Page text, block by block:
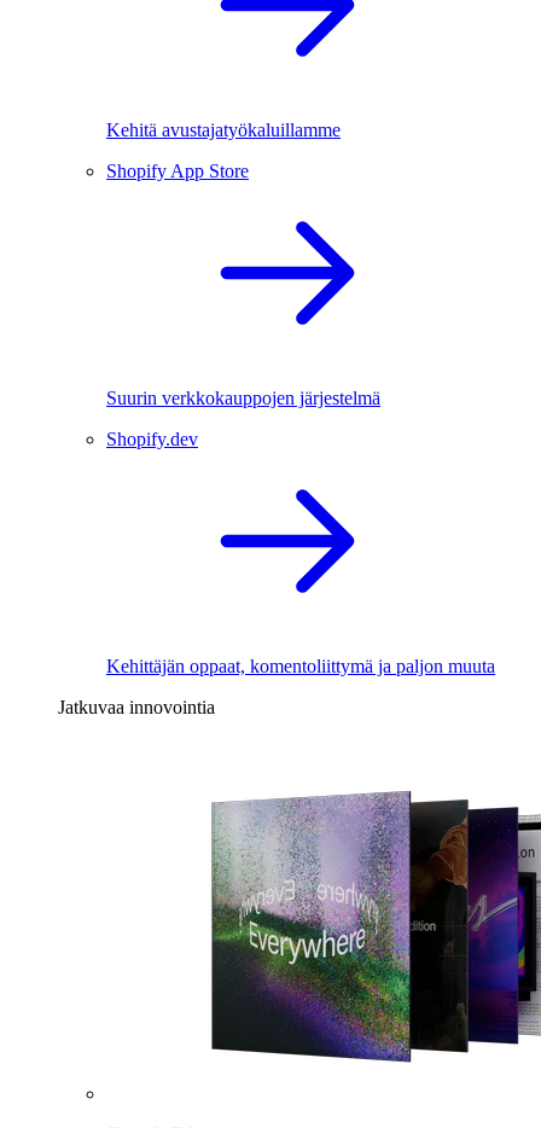
Kehitä avustajatyökaluillamme
Shopify App Store
Suurin verkkokauppojen järjestelmä
Shopify.dev
Kehittäjän oppaat, komentoliittymä ja paljon muuta
Jatkuvaa innovointia